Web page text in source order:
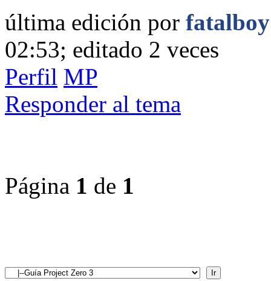
última edición por fatalboy
02:53; editado 2 veces
Perfil MP
Responder al tema
Página 1 de 1